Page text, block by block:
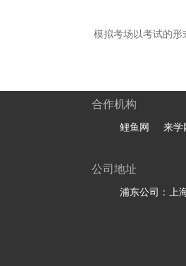
模拟考场以考试的
合作机构
鲤鱼网 来学
公司地址
浦东公司：上